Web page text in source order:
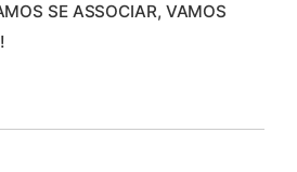
SE ASSOCIAR, VAMOS